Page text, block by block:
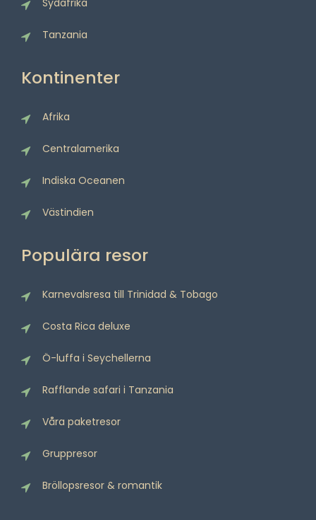
Sydafrika
Tanzania
Kontinenter
Afrika
Centralamerika
Indiska Oceanen
Västindien
Populära resor
Karnevalsresa till Trinidad & Tobago
Costa Rica deluxe
Ö-luffa i Seychellerna
Rafflande safari i Tanzania
Våra paketresor
Gruppresor
Bröllopsresor & romantik